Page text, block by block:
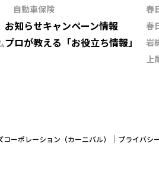
自動車保険
お知らせキャンペーン情報
プロが教える 「お役立ち情報」
春
春
岩
上
ポレーション（カーニバル） プライバシ